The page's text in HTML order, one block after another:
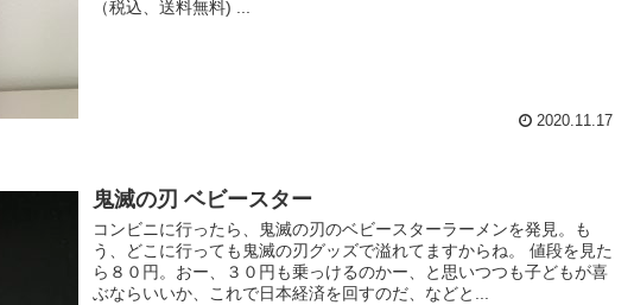
（税込、送料無料) ...
2020.11.17
鬼滅の刃 ベビースター
コンビニに行ったら、鬼滅の刃のベビースターラーメンを発見。も
う、どこに行っても鬼滅の刃グッズで溢れてますからね。 値段を見た
ら８０円。おー、３０円も乗っけるのかー、と思いつつも子どもが喜
ぶならいいか、これで日本経済を回すのだ、などと...